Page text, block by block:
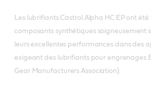
Les lubrifiants Castrol Alpha HC EP ont
composants synthétiques soigneusement
leurs excellentes performances dans des
exigeant des lubrifiants pour engrenages
Gear Manufacturers Association).